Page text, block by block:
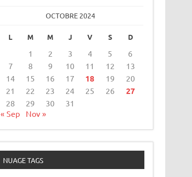
OCTOBRE 2024
L M M J V S D
1 2 3 4 5
6
7
8 9 10 11 12
13
14
15 16 17 18 19
20
21
22 23 24 25 26 27
28 29 30
31
« Sep
Nov »
NUAGE TAGS